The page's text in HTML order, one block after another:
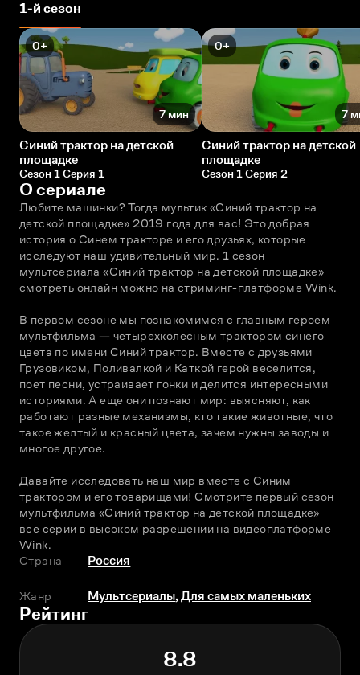
1-й сезон
0+
7 мин
Синий трактор на детской
площадке
Сезон 1 Серия 1
0+
7
Синий трактор на детской
площадке
Сезон 1 Серия 2
О сериале
Любите машинки? Тогда мультик «Синий трактор на
детской площадке» 2019 года для вас! Это добрая
история о Синем тракторе и его друзьях, которые
исследуют наш удивительный мир. 1 сезон
мультсериала «Синий трактор на детской площадке»
смотреть онлайн можно на стриминг-платформе Wink.
В первом сезоне мы познакомимся с главным героем
мультфильма — четырехколесным трактором синего
цвета по имени Синий трактор. Вместе с друзьями
Грузовиком, Поливалкой и Каткой герой веселится,
поет песни, устраивает гонки и делится интересными
историями. А еще они познают мир: выясняют, как
работают разные механизмы, кто такие животные, что
такое желтый и красный цвета, зачем нужны заводы и
многое другое.
Давайте исследовать наш мир вместе с Синим
трактором и его товарищами! Смотрите первый сезон
мультфильма «Синий трактор на детской площадке»
все серии в высоком разрешении на видеоплатформе
Wink.
Страна
Россия
Жанр Мультсериалы,Для самых маленьких
Рейтинг
8.8